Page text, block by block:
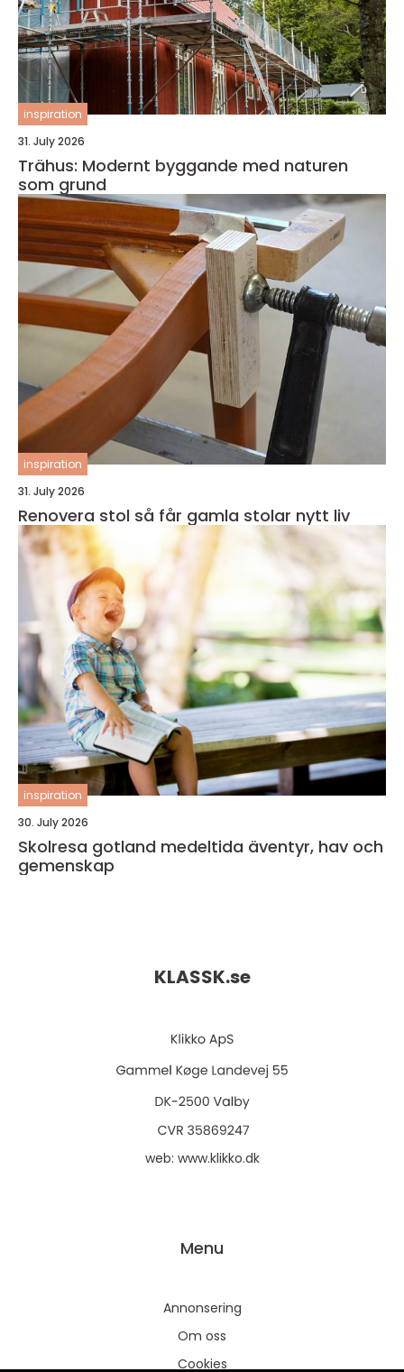
inspiration
31. July 2026
Trähus: Modernt byggande med naturen
som grund
inspiration
31. July 2026
Renovera stol så får gamla stolar nytt liv
inspiration
30. July 2026
Skolresa gotland medeltida äventyr, hav och
gemenskap
KLASSK.se
web: www.klikko.dk
Menu
Annonsering
Om oss
Cookies